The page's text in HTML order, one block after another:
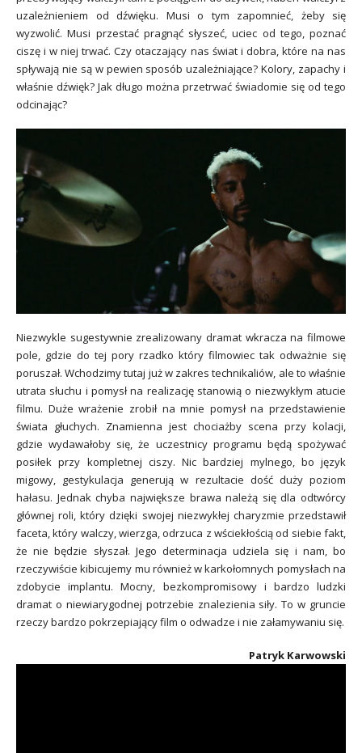
uzależnieniem od dźwięku. Musi o tym zapomnieć, żeby się
wyzwolić. Musi przestać pragnąć słyszeć, uciec od tego, poznać
ciszę i w niej trwać. Czy otaczający nas świat i dobra, które na nas
spływają nie są w pewien sposób uzależniające? Kolory, zapachy i
właśnie dźwięk? Jak długo można przetrwać świadomie się od tego
odcinając?
Niezwykle sugestywnie zrealizowany dramat wkracza na filmowe
pole, gdzie do tej pory rzadko który filmowiec tak odważnie się
poruszał. Wchodzimy tutaj już w zakres technikaliów, ale to właśnie
utrata słuchu i pomysł na realizację stanowią o niezwykłym atucie
filmu. Duże wrażenie zrobił na mnie pomysł na przedstawienie
świata głuchych. Znamienna jest chociażby scena przy kolacji,
gdzie wydawałoby się, że uczestnicy programu będą spożywać
posiłek przy kompletnej ciszy. Nic bardziej mylnego, bo język
migowy, gestykulacja generują w rezultacie dość duży poziom
hałasu. Jednak chyba największe brawa należą się dla odtwórcy
głównej roli, który dzięki swojej niezwykłej charyzmie przedstawił
faceta, który walczy, wierzga, odrzuca z wściekłością od siebie fakt,
że nie będzie słyszał. Jego determinacja udziela się i nam, bo
rzeczywiście kibicujemy mu również w karkołomnych pomysłach na
zdobycie implantu. Mocny, bezkompromisowy i bardzo ludzki
dramat o niewiarygodnej potrzebie znalezienia siły. To w gruncie
rzeczy bardzo pokrzepiający film o odwadze i nie załamywaniu się.
Patryk Karwowski